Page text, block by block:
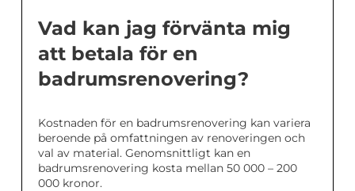
Vad kan jag förvänta mig
att betala för en
badrumsrenovering?
Kostnaden för en badrumsrenovering kan variera
beroende på omfattningen av renoveringen och
val av material. Genomsnittligt kan en
badrumsrenovering kosta mellan 50 000 – 200
000 kronor.